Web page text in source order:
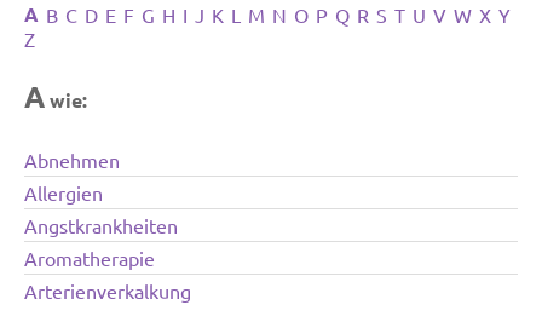
A B C D E F G H I J K L M N O P Q R S T U V W X Y
Z
Awie:
Abnehmen
Allergien
Angstkrankheiten
Aromatherapie
Arterienverkalkung